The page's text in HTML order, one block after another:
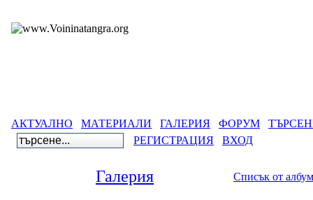
АКТУАЛНО МАТЕРИАЛИ ГАЛЕРИЯ ФОРУМ
РЕГИСТРАЦИЯ
ВХОД
Галерия Списък от